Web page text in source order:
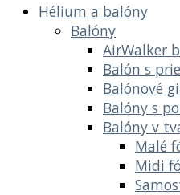
Hélium a balóny
Balóny
AirWalker
Balón s
Balónové
Balóny s
Balóny v
Malé
Midi